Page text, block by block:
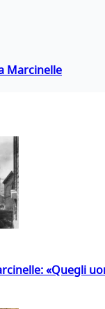
Marcinelle
«Quegli